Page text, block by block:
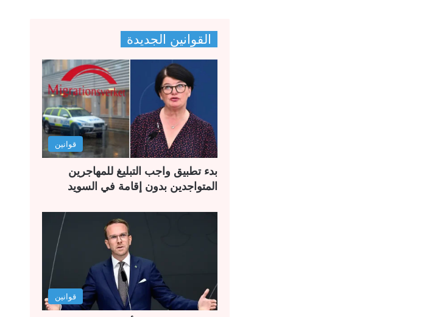
ف
ح
ة
ل
س
ا
ب
ق
ة
ف
ح
ت
ا
ل
ة
القوانين الجديدة
قوانين
بدء تطبيق واجب التبليغ للمهاجرين
المتواجدين بدون إقامة في السويد
قوانين